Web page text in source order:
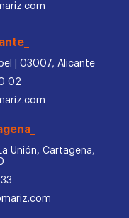
| 03007, Alicante
02
Unión, Cartagena,